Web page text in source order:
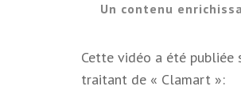
Un contenu
Cette vidéo a été publiée
traitant de « Clamart »: